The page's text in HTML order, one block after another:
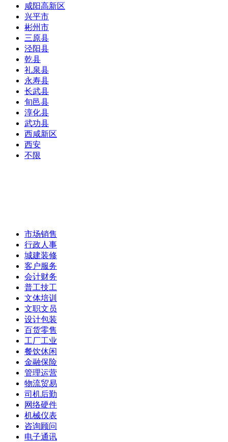
咸阳高新区
兴平市
彬州市
三原县
泾阳县
乾县
礼泉县
永寿县
长武县
旬邑县
淳化县
武功县
西咸新区
西安
不限
市场销售
行政人事
城建装修
客户服务
会计财务
普工技工
文体培训
文职文员
设计包装
百货零售
工厂工业
餐饮休闲
金融保险
管理运营
物流贸易
司机后勤
网络硬件
机械仪表
咨询顾问
电子通讯